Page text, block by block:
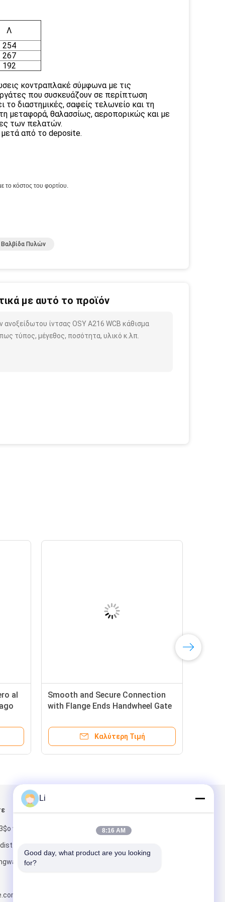
Λ
254
267
192
κοντραπλακέ σύμφωνα με τις
που συσκευάζουν σε περίπτωση
διαστημικές, σαφείς τελωνείο και τη
μεταφορά, θαλασσίως, αεροπορικώς και με
των πελατών.
από το deposite.
το κόστος του φορτίου.
Πυλών
με αυτό το προϊόν
ίντσας OSY A216 WCB κάθισμα
τύπος, μέγεθος, ποσότητα, υλικό κ.λπ.
Βαλβίδα
Χάλυβα
Α216 WCB Φλάνγκες βαλβίδας
πύλης Μη ανερχόμενο στέλεχος
Καλύτερη Τιμή
wenzhou
οδικό
Li
8:16 AM
Good day, what product are you looking
for?